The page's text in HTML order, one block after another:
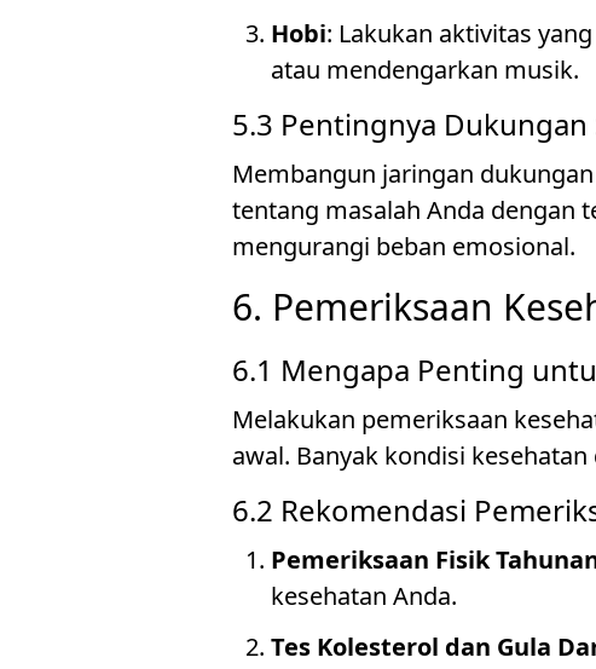
Hobi: Lakukan aktivitas
atau mendengarkan musik.
5.3 Pentingnya Dukungan
Membangun jaringan
tentang masalah Anda dengan
mengurangi beban emosional.
6. Pemeriksaan
6.1 Mengapa Penting
Melakukan pemeriksaan
awal. Banyak kondisi
6.2 Rekomendasi
Pemeriksaan Fisik
kesehatan Anda.
Tes Kolesterol dan Gula